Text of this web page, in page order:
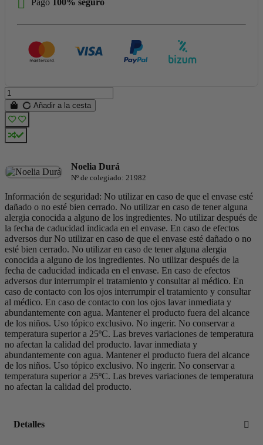
Pago 100% seguro
Añadir a la cesta
Noelia Durá
Nº de colegiado: 21982
Información de seguridad: No utilizar en caso de que el envase esté
dañado o no esté bien cerrado. No utilizar en caso de tener alguna
alergia conocida a alguno de los ingredientes. No utilizar después de
la fecha de caducidad indicada en el envase. En caso de efectos
adversos dur No utilizar en caso de que el envase esté dañado o no
esté bien cerrado. No utilizar en caso de tener alguna alergia
conocida a alguno de los ingredientes. No utilizar después de la
fecha de caducidad indicada en el envase. En caso de efectos
adversos dur interrumpir el tratamiento y consultar al médico. En
caso de contacto con los ojos interrumpir el tratamiento y consultar
al médico. En caso de contacto con los ojos lavar inmediata y
abundantemente con agua. Mantener el producto fuera del alcance
de los niños. Uso tópico exclusivo. No ingerir. No conservar a
temperatura superior a 25ºC. Las breves variaciones de temperatura
no afectan la calidad del producto. lavar inmediata y
abundantemente con agua. Mantener el producto fuera del alcance
de los niños. Uso tópico exclusivo. No ingerir. No conservar a
temperatura superior a 25ºC. Las breves variaciones de temperatura
no afectan la calidad del producto.
Detalles